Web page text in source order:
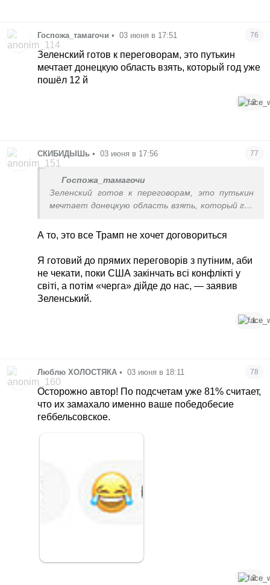
Госпожа_тамагочи • 03 июня в 17:51 76
Зеленский готов к переговорам, это путькин
мечтает донецкую область взять, который год уже
пошёл 12 й
2
СКИБИДЫШь • 03 июня в 17:56 77
Госпожа_тамагочи
Зеленский готов к переговорам, это путькин
мечтает донецкую область взять, который год
А то, это все Трамп не хочет договориться
Я готовий до прямих переговорів з путіним, аби
не чекати, поки США закінчать всі конфлікті у
світі, а потім «черга» дійде до нас, — заявив
Зеленський.
1
Люблю ХОЛОСТЯКА • 03 июня в 18:11 78
Осторожно автор! По подсчетам уже 81% считает,
что их замахало именно ваше победобесие
геббельсовское.
2